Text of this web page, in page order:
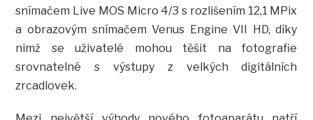
snímačem Live MOS Micro 4/3 s rozlišením 12,1 MPix
a obrazovým snímačem Venus Engine VII HD, díky
nimž se uživatelé mohou těšit na fotografie
srovnatelné s výstupy z velkých digitálních
zrcadlovek.